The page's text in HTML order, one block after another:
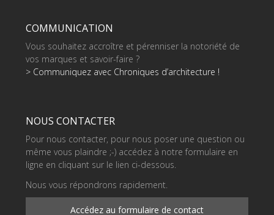
COMMUNICATION
Vous souhaitez accroître et pérenniser la notoriété de
vos marques et savoir-faire ?
> Communiquez avec Chroniques d’architecture !
NOUS CONTACTER
Pour nous contacter, pour nous poser une question ou
même vous plaindre ;-) accédez à notre formulaire en
ligne en cliquant sur le lien ci-dessous.
Nous vous répondrons rapidement.
Accédez au formulaire de contact